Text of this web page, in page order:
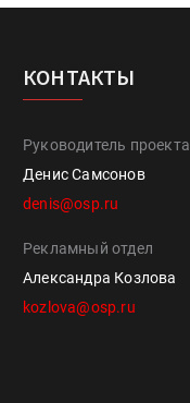
КОНТАКТЫ
Руководитель проекта
Денис Самсонов
denis@osp.ru
Рекламный отдел
Александра Козлова
kozlova@osp.ru